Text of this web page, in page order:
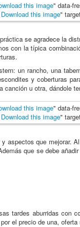
this image" data-
Download this image"
se agradece la
con la típica
un rancho, una
y coberturas
canción u otra, dándole
this image" data-
Download this image"
aspectos que mejorar.
que se debe
tardes aburridas con
el precio de una,